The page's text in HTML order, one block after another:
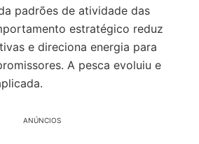
padrões de atividade das
estratégico reduz
e direciona energia para
A pesca evoluiu e
ANÚNCIOS